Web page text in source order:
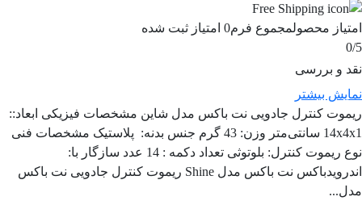
امتیاز محصولمجموع فرم0 امتیاز ثبت شده
0/5
نقد و بررسی
نمایش بیشتر
ریموت کنترل جادویی نت باکس مدل شاین مشخصات فیزیکی ابعاد::
14x4x1 سانتی‌متر وزن: 43 گرم جنس بدنه: پلاستیک مشخصات فنی
نوع ریموت کنترل: بلوتوثی تعداد دکمه : 14 عدد سازگار با:
اندرویدباکس نت باکس مدل Shine ریموت کنترل جادویی نت باکس
مدل...